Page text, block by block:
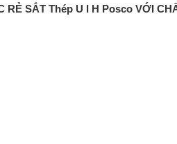
SẮT Thép U I H Posco VỚI